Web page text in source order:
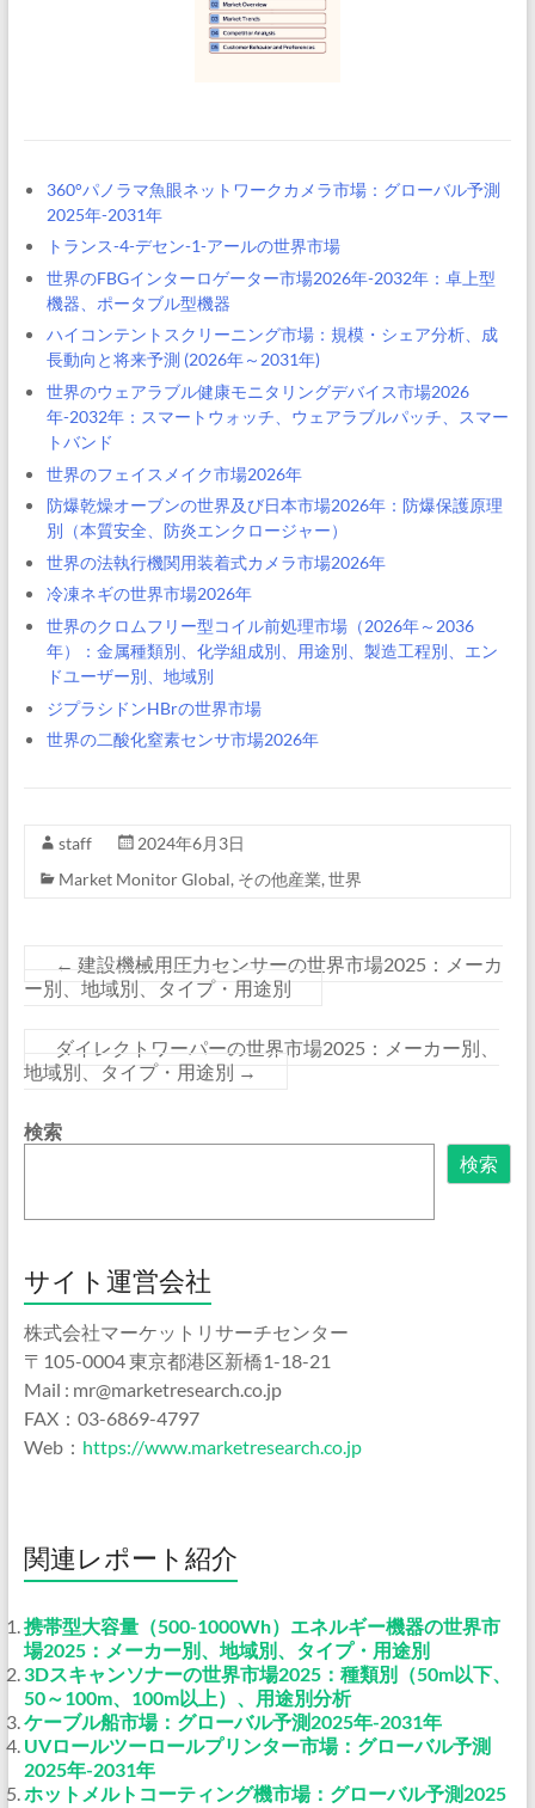
360°パノラマ魚眼ネットワークカメラ市場：グローバル予測
2025年-2031年
トランス-4-デセン-1-アールの世界市場
世界のFBGインターロゲーター市場2026年-2032年：卓上型
機器、ポータブル型機器
ハイコンテントスクリーニング市場：規模・シェア分析、成
長動向と将来予測 (2026年～2031年)
世界のウェアラブル健康モニタリングデバイス市場2026
年-2032年：スマートウォッチ、ウェアラブルパッチ、スマー
トバンド
世界のフェイスメイク市場2026年
防爆乾燥オーブンの世界及び日本市場2026年：防爆保護原理
別（本質安全、防炎エンクロージャー）
世界の法執行機関用装着式カメラ市場2026年
冷凍ネギの世界市場2026年
世界のクロムフリー型コイル前処理市場（2026年～2036
年）：金属種類別、化学組成別、用途別、製造工程別、エン
ドユーザー別、地域別
ジプラシドンHBrの世界市場
世界の二酸化窒素センサ市場2026年
staff
2024年6月3日
Market Monitor Global, その他産業, 世界
← 建設機械用圧力センサーの世界市場2025：メーカ
ー別、地域別、タイプ・用途別
ダイレクトワーパーの世界市場2025：メーカー別、
地域別、タイプ・用途別 →
検索
検索
サイト運営会社
株式会社マーケットリサーチセンター
〒105-0004 東京都港区新橋1-18-21
Mail : mr@marketresearch.co.jp
FAX：03-6869-4797
Web： https://www.marketresearch.co.jp
関連レポート紹介
携帯型大容量（500-1000Wh）エネルギー機器の世界市
場2025：メーカー別、地域別、タイプ・用途別
3Dスキャンソナーの世界市場2025：種類別（50m以下、
50～100m、100m以上）、用途別分析
ケーブル船市場：グローバル予測2025年-2031年
UVロールツーロールプリンター市場：グローバル予測
2025年-2031年
ホットメルトコーティング機市場：グローバル予測2025